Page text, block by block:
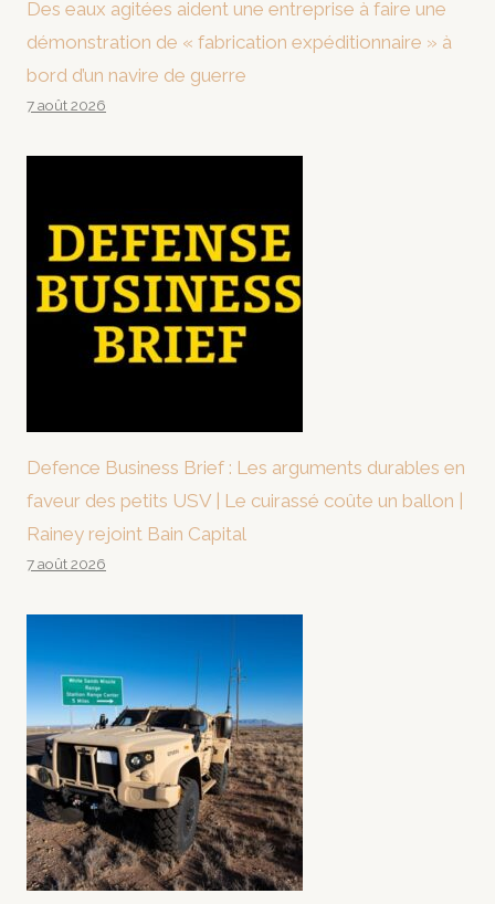
Des eaux agitées aident une entreprise à faire une
démonstration de « fabrication expéditionnaire » à
bord d’un navire de guerre
7 août 2026
Defence Business Brief : Les arguments durables en
faveur des petits USV | Le cuirassé coûte un ballon |
Rainey rejoint Bain Capital
7 août 2026